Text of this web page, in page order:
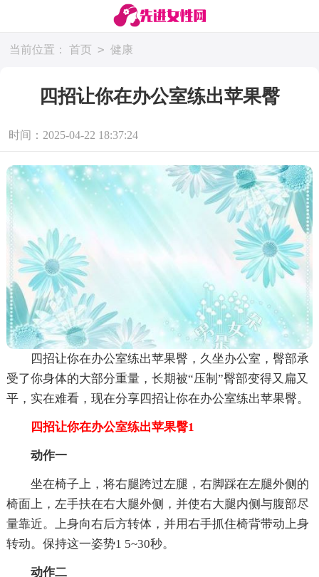
当前位置： 首页 > 健康
四招让你在办公室练出苹果臀
时间：2025-04-22 18:37:24
四招让你在办公室练出苹果臀，久坐办公室，臀部承
受了你身体的大部分重量，长期被“压制”臀部变得又扁又
平，实在难看，现在分享四招让你在办公室练出苹果臀。
四招让你在办公室练出苹果臀1
动作一
坐在椅子上，将右腿跨过左腿，右脚踩在左腿外侧的
椅面上，左手扶在右大腿外侧，并使右大腿内侧与腹部尽
量靠近。上身向右后方转体，并用右手抓住椅背带动上身
转动。保持这一姿势1 5~30秒。
动作二